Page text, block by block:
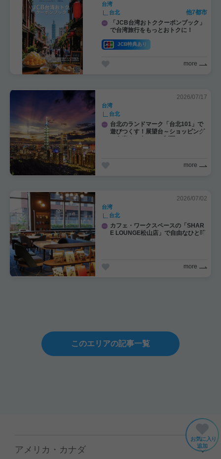
お気に入り
追加
台湾
台北
他7都市
「JCB台湾おトククーポンブック」
で台湾旅行をもっとおトクに！
JCB特典あり
more
2026/07/17
台湾
台北
台北のランドマーク「台北101」で
遊びつくす！展望台～ショッピング
more
2026/07/02
台湾
台北
カフェ・ワークスペースの「SHAR
E LOUNGE松山店」で自由なひと時
more
このエリアの記事一覧
アメリカ・カナダ